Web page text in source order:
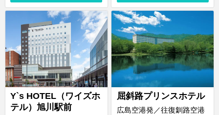
Y`s HOTEL（ワイズホ
テル）旭川駅前
屈斜路プリンスホテル
広島空港発／往復釧路空港